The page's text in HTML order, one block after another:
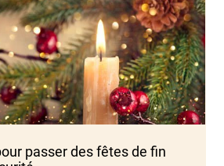
passer des fêtes de fin